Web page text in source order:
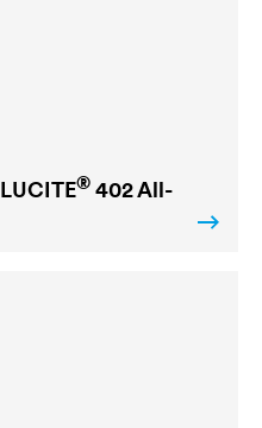
LUCITE® 402 All-